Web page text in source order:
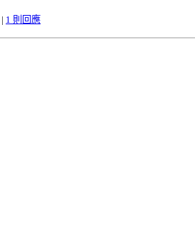
| 1 則回應